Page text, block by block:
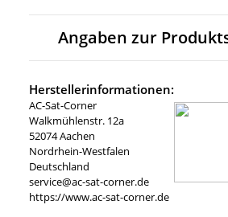
Angaben zur
Herstellerinformationen:
AC-Sat-Corner
Walkmühlenstr. 12a
52074 Aachen
Nordrhein-Westfalen
Deutschland
service@ac-sat-corner.de
https://www.ac-sat-corner.de